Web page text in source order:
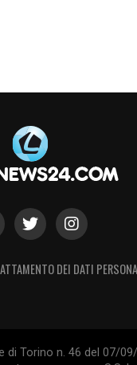
DEI DATI
Torino n. 46 del 07/